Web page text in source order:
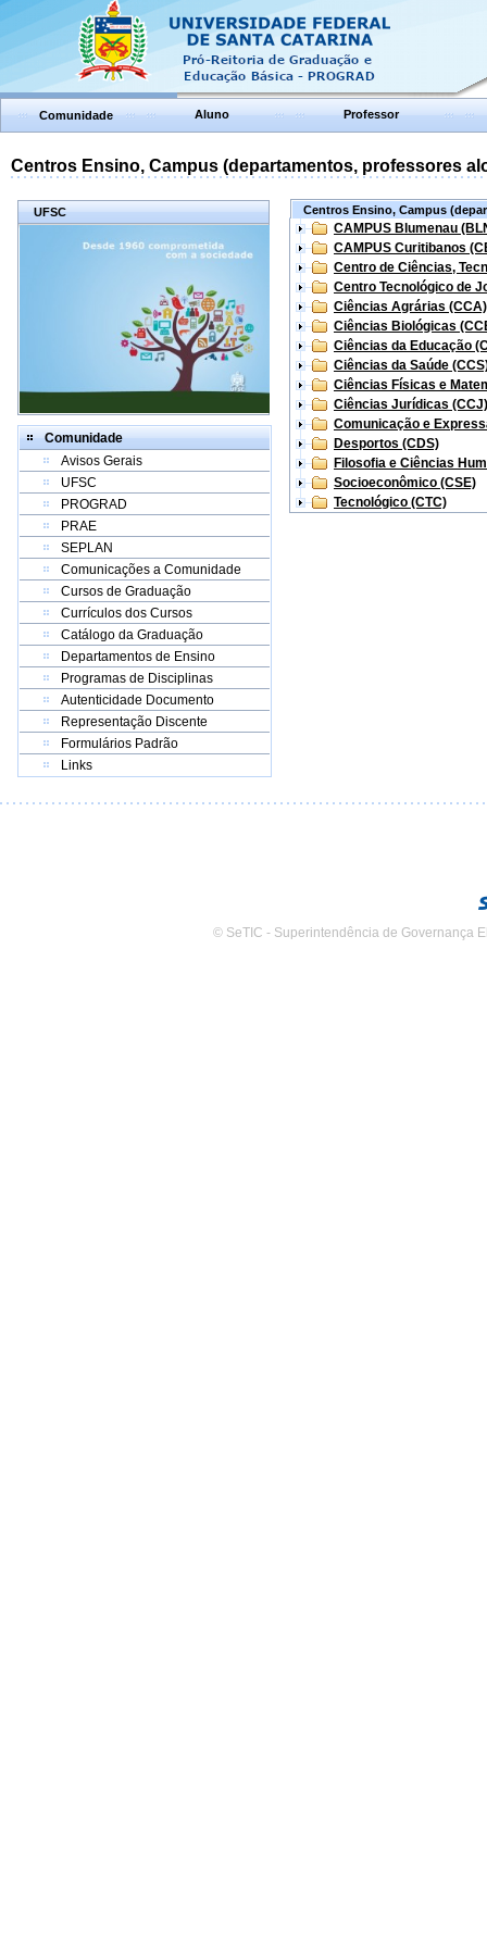
Comunidade Aluno Professor
Centros Ensino, Campus (departamentos, professores
UFSC
Comunidade
Avisos Gerais
UFSC
PROGRAD
PRAE
SEPLAN
Comunicações a Comunidade
Cursos de Graduação
Currículos dos Cursos
Catálogo da Graduação
Departamentos de Ensino
Programas de Disciplinas
Autenticidade Documento
Representação Discente
Formulários Padrão
Links
Centros Ensino, Campus
CAMPUS Blumenau
CAMPUS Curitibanos
Centro de Ciências,
Centro Tecnológico de
Ciências Agrárias (CCA)
Ciências Biológicas
Ciências da Educação
Ciências da Saúde
Ciências Físicas e
Ciências Jurídicas (CCJ)
Comunicação e
Desportos (CDS)
Filosofia e Ciências
Socioeconômico (CSE)
Tecnológico (CTC)
© SeTIC - Superintendência de Governança